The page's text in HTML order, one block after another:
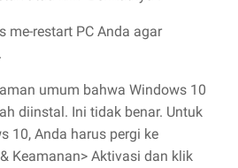
me-restart PC Anda agar
umum bahwa Windows 10
diinstal. Ini tidak benar. Untuk
10, Anda harus pergi ke
Keamanan> Aktivasi dan klik